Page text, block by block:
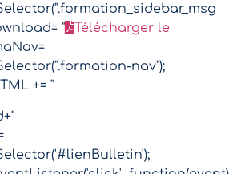
"
Télécharger le
nav");
+= "